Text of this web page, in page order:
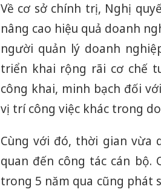
Về cơ sở chính trị, Nghị
nâng cao hiệu quả doanh
người quản lý doanh
triển khai rộng rãi cơ chế
công khai, minh bạch đối
vị trí công việc khác trong
Cùng với đó, thời gian vừa
quan đến công tác cán bộ.
trong 5 năm qua cũng phát